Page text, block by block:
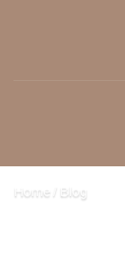
Home Blog